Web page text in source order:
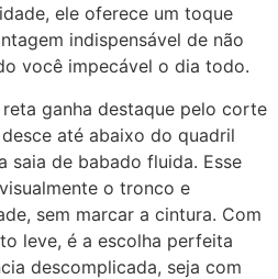
ele oferece um toque
indispensável de não
você impecável o dia todo.
ganha destaque pelo corte
até abaixo do quadril
saia de babado fluida. Esse
o tronco e
sem marcar a cintura. Com
leve, é a escolha perfeita
descomplicada, seja com